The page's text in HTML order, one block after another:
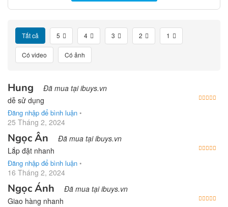
Tất cả 5 4 3 2 1
Có video Có ảnh
Hung Đã mua tại ibuys.vn
dễ sử dụng
Đăng nhập để bình luận •
25 Tháng 2, 2024
Ngọc Ân Đã mua tại ibuys.vn
Lắp đặt nhanh
Đăng nhập để bình luận •
16 Tháng 2, 2024
Ngọc Ánh Đã mua tại ibuys.vn
Giao hàng nhanh